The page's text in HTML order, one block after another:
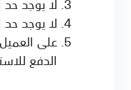
لا يوجد
الدفع